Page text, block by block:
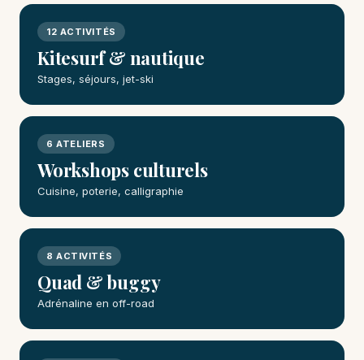
12 ACTIVITÉS
Kitesurf & nautique
Stages, séjours, jet-ski
6 ATELIERS
Workshops culturels
Cuisine, poterie, calligraphie
8 ACTIVITÉS
Quad & buggy
Adrénaline en off-road